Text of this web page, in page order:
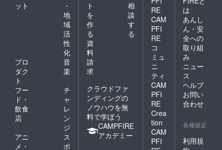
ット
・
地
域
活
性
化
プロ
ダク
ト
音
楽
フー
ド・
飲食
店
チ
ャ
レ
ン
ジ
アニ
メ・
ス
ポ
ト
を
作
る
相
談
す
る
資
料
請
求
クラウドファ
ンディングの
ノウハウを無
料で学ぼう
CAMPFIRE
アカデミー
RE
CAM
PFI
RE
コ
ミュ
ニ
ティ
CAM
PFI
RE
Crea
tion
CAM
PFI
は
あんし
ん・安
全への
取り組
み
ニュー
ス
ヘルプ
お問い
合わせ
各種規定
利用規